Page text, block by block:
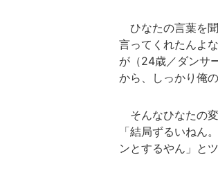
ひなたの言葉を
言ってくれたんよ
が（24歳／ダンサ
から、しっかり俺
そんなひなたの
「結局ずるいねん
ンとするやん」と